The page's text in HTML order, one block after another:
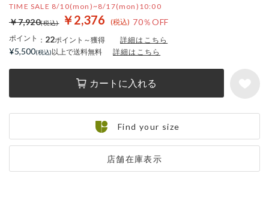
TIME SALE 8/10(mon)~8/17(mon)10:00
￥2,376 70％OFF
￥7,920
ポイント ： 22ポイント～獲得 詳細はこちら
カートに入れる
店舗在庫表示
¥5,500 以上で送料無料 詳細はこちら
Find your size